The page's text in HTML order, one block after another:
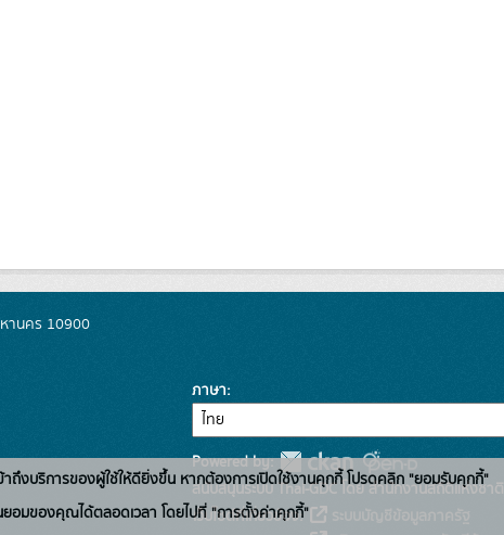
านคร 10900
ภาษา
Powered by:
สนับสนุนระบบ Thai-GDC โดย สำนักงานสถิติแห่งชาติ
เว็บไซต์ที่เกี่ยวข้อง:
ถึงบริการของผู้ใช้ให้ดียิ่งขึ้น หากต้องการเปิดใช้งานคุกกี้ โปรดคลิก "ยอมรับคุกกี้"
อมของคุณได้ตลอดเวลา โดยไปที่ "การตั้งค่าคุกกี้"